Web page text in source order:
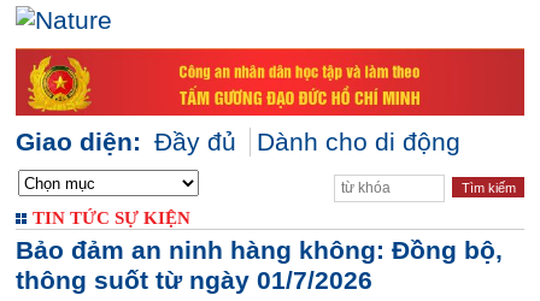
Giao diện: Đầy đủ Dành cho di động
TIN TỨC SỰ KIỆN
Bảo đảm an ninh hàng không: Đồng bộ,
thông suốt từ ngày 01/7/2026